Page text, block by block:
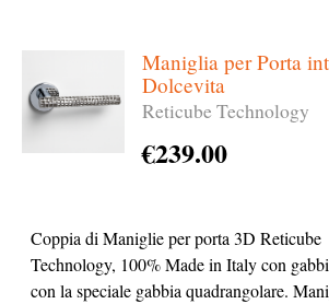
Maniglia per Porta
Dolcevita
Reticube Technology
€239.00
Coppia di Maniglie per porta 3D Reticube
Technology, 100% Made in Italy con
con la speciale gabbia quadrangolare.